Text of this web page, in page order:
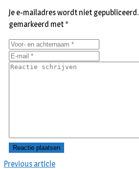
Previous article
Je e-mailadres wordt niet gepubliceerd.
gemarkeerd met *